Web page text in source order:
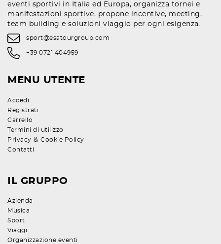
eventi sportivi in Italia ed Europa, organizza tornei e
manifestazioni sportive, propone incentive, meeting,
team building e soluzioni viaggio per ogni esigenza.
sport@esatourgroup.com
+39 0721 404959
MENU UTENTE
Accedi
Registrati
Carrello
Termini di utilizzo
Privacy & Cookie Policy
Contatti
IL GRUPPO
Azienda
Musica
Sport
Viaggi
Organizzazione eventi